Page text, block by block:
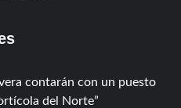
contarán con un puesto
del Norte